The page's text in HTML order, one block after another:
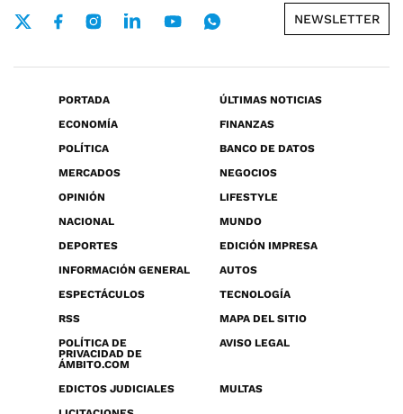
NEWSLETTER
PORTADA
ÚLTIMAS NOTICIAS
ECONOMÍA
FINANZAS
POLÍTICA
BANCO DE DATOS
MERCADOS
NEGOCIOS
OPINIÓN
LIFESTYLE
NACIONAL
MUNDO
DEPORTES
EDICIÓN IMPRESA
INFORMACIÓN GENERAL
AUTOS
ESPECTÁCULOS
TECNOLOGÍA
RSS
MAPA DEL SITIO
POLÍTICA DE
PRIVACIDAD DE
ÁMBITO.COM
AVISO LEGAL
EDICTOS JUDICIALES
MULTAS